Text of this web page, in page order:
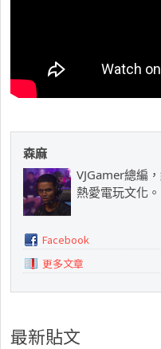
森麻
VJGamer總編
熱愛電玩文化。
Facebook
更多文章
最新貼文